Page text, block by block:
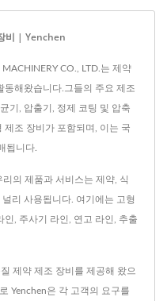
비 | Yenchen
CO., LTD.는 제약
동해왔습니다.그들의 주요 제조
기, 압출기, 정제 코팅 및 압축
제조 장비가 포함되며, 이는 국
됩니다.
의 제품과 서비스는 제약, 식
리 사용됩니다. 여기에는 고형
, 주사기 라인, 연고 라인, 추출
제약 제조 장비를 제공해 왔으
Yenchen은 각 고객의 요구를